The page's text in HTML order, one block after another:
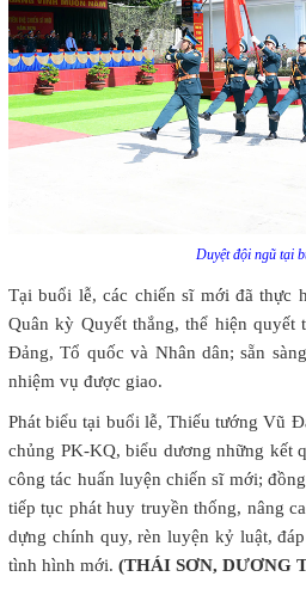
Duyệt đội ngũ tại
Tại buổi lễ, các chiến sĩ mới đã thực
Quân kỳ Quyết thắng, thể hiện quyết
Đảng, Tổ quốc và Nhân dân; sẵn
nhiệm vụ được giao.
Phát biểu tại buổi lễ, Thiếu tướng Vũ
chủng PK-KQ, biểu dương những kết
công tác huấn luyện chiến sĩ mới;
tiếp tục phát huy truyền thống, nâng
dựng chính quy, rèn luyện kỷ luật,
tình hình mới. (THÁI SƠN, DƯƠNG